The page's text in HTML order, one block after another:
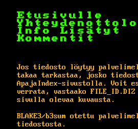
Etusivulle
Info
Lisätyt
Kommentit
Jos tiedosto löytyy
takaa tarkastaa, josko
ApajaIndex-sivustolla. Voit
verrata, vastaako
sivulla olevaa kuvausta.
BLAKE3/b3sum otettu
tiedostosta.